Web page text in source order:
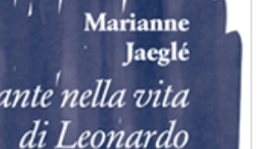
dei